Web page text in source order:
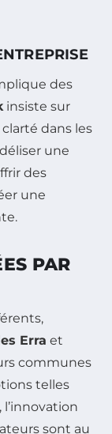
des
insiste sur
dans les
une
des
une
PAR
Erra et
communes
telles
sont au